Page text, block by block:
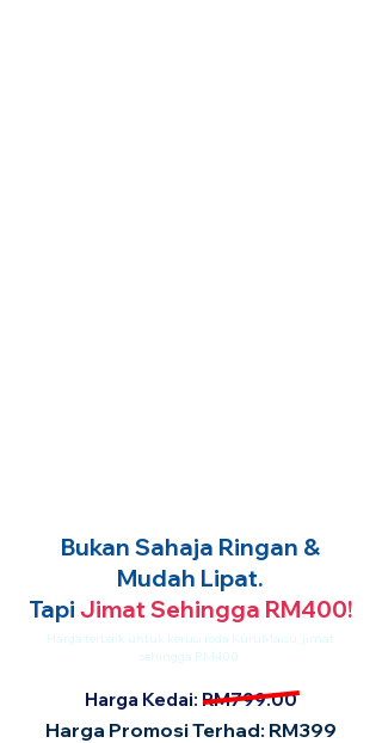
Bukan Sahaja Ringan &
Mudah Lipat.
Tapi Jimat Sehingga RM400!
Harga terbaik untuk kerusi roda KuruMaisu, jimat
sehingga RM400.
Harga Kedai: RM799.00
Harga Promosi Terhad: RM399